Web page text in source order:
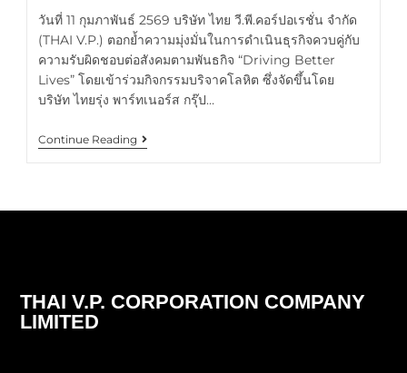
วันที่ 11 กุมภาพันธ์ 2569 บริษัท ไทย วี.พี.คอร์ปอเรชั่น จำกัด
(THAI V.P.) ตอกย้ำความมุ่งมั่นในการดำเนินธุรกิจควบคู่กับ
ความรับผิดชอบต่อสังคมตามพันธกิจ “Driving Better
Lives” โดยเข้าร่วมกิจกรรมบริจาคโลหิต ซึ่งจัดขึ้นโดย
บริษัท ไทยรุ่ง พาร์ทเนอร์ส กรุ๊ป…
Continue Reading
THAI V.P. CORPORATION COMPANY
LIMITED